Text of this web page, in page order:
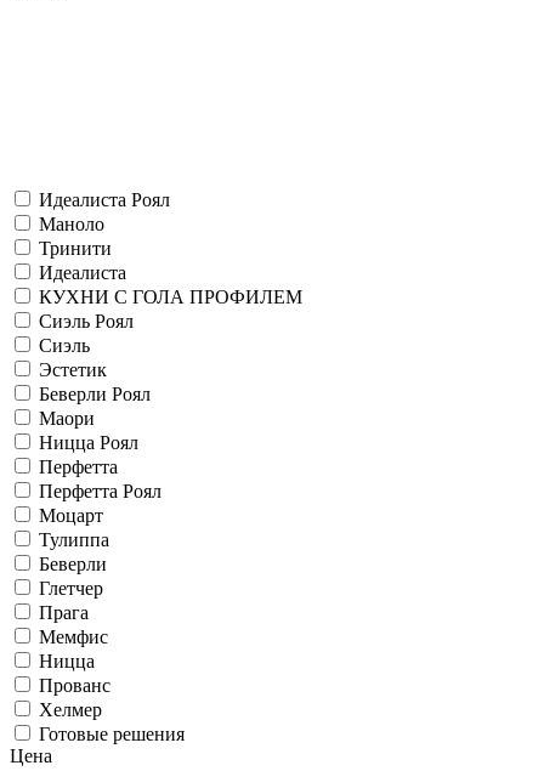
Идеалиста Роял
Маноло
Тринити
Идеалиста
КУХНИ С ГОЛА ПРОФИЛЕМ
Сиэль Роял
Сиэль
Эстетик
Беверли Роял
Маори
Ницца Роял
Перфетта
Перфетта Роял
Моцарт
Тулиппа
Беверли
Глетчер
Прага
Мемфис
Ницца
Прованс
Хелмер
Готовые решения
Цена